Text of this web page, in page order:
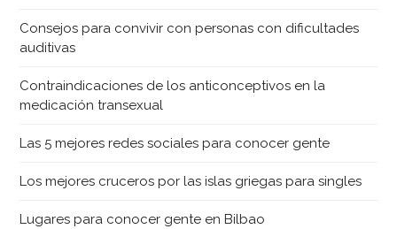
Consejos para convivir con personas con dificultades
auditivas
Contraindicaciones de los anticonceptivos en la
medicación transexual
Las 5 mejores redes sociales para conocer gente
Los mejores cruceros por las islas griegas para singles
Lugares para conocer gente en Bilbao